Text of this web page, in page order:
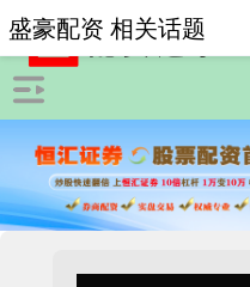
盛豪配资 相关话题